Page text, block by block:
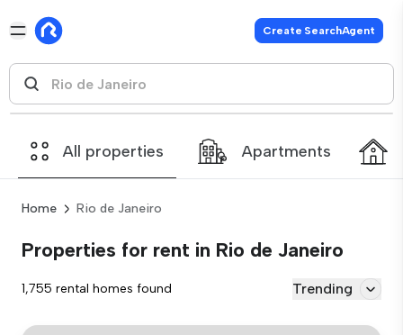
Create SearchAgent
All properties Apartments
Home Rio de Janeiro
Properties for rent in Rio de Janeiro
1,755 rental homes found Trending